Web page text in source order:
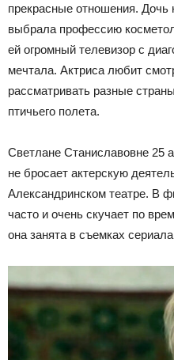
прекрасные отношения. Дочь
выбрала профессию
ей огромный телевизор с
мечтала. Актриса любит
рассматривать разные
птичьего полета.
Светлане Станиславовне 25
не бросает актерскую
Александринском театре. В
часто и очень скучает по
она занята в съемках